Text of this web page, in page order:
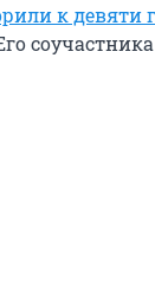
к девяти